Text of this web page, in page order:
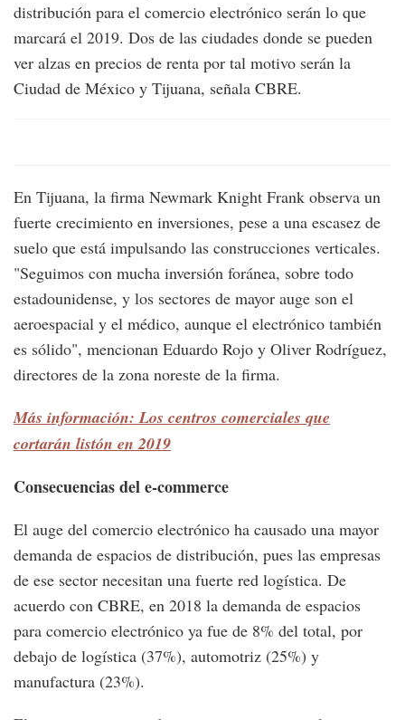
distribución para el comercio electrónico serán lo que
marcará el 2019. Dos de las ciudades donde se pueden
ver alzas en precios de renta por tal motivo serán la
Ciudad de México y Tijuana, señala CBRE.
En Tijuana, la firma Newmark Knight Frank observa un
fuerte crecimiento en inversiones, pese a una escasez de
suelo que está impulsando las construcciones verticales.
"Seguimos con mucha inversión foránea, sobre todo
estadounidense, y los sectores de mayor auge son el
aeroespacial y el médico, aunque el electrónico también
es sólido", mencionan Eduardo Rojo y Oliver Rodríguez,
directores de la zona noreste de la firma.
Más información: Los centros comerciales que
cortarán listón en 2019
Consecuencias del e-commerce
El auge del comercio electrónico ha causado una mayor
demanda de espacios de distribución, pues las empresas
de ese sector necesitan una fuerte red logística. De
acuerdo con CBRE, en 2018 la demanda de espacios
para comercio electrónico ya fue de 8% del total, por
debajo de logística (37%), automotriz (25%) y
manufactura (23%).